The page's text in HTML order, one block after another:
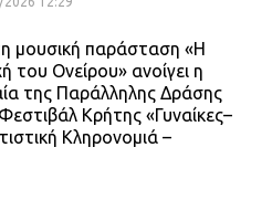
μουσική παράσταση «Η
του Ονείρου» ανοίγει η
της Παράλληλης Δράσης
Κρήτης «Γυναίκες–
Κληρονομιά –